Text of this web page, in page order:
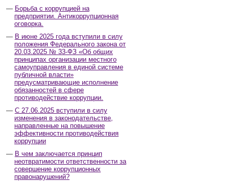
Борьба с коррупцией на
предприятии. Антикоррупционная
оговорка.
В июне 2025 года вступили в силу
положения Федерального закона от
20.03.2025 № 33-ФЗ «Об общих
принципах организации местного
самоуправления в единой системе
публичной власти»
предусматривающие исполнение
обязанностей в сфере
противодействие коррупции.
С 27.06.2025 вступили в силу
изменения в законодательстве,
направленные на повышение
эффективности противодействия
коррупции
В чем заключается принцип
неотвратимости ответственности за
совершение коррупционных
правонарушений?